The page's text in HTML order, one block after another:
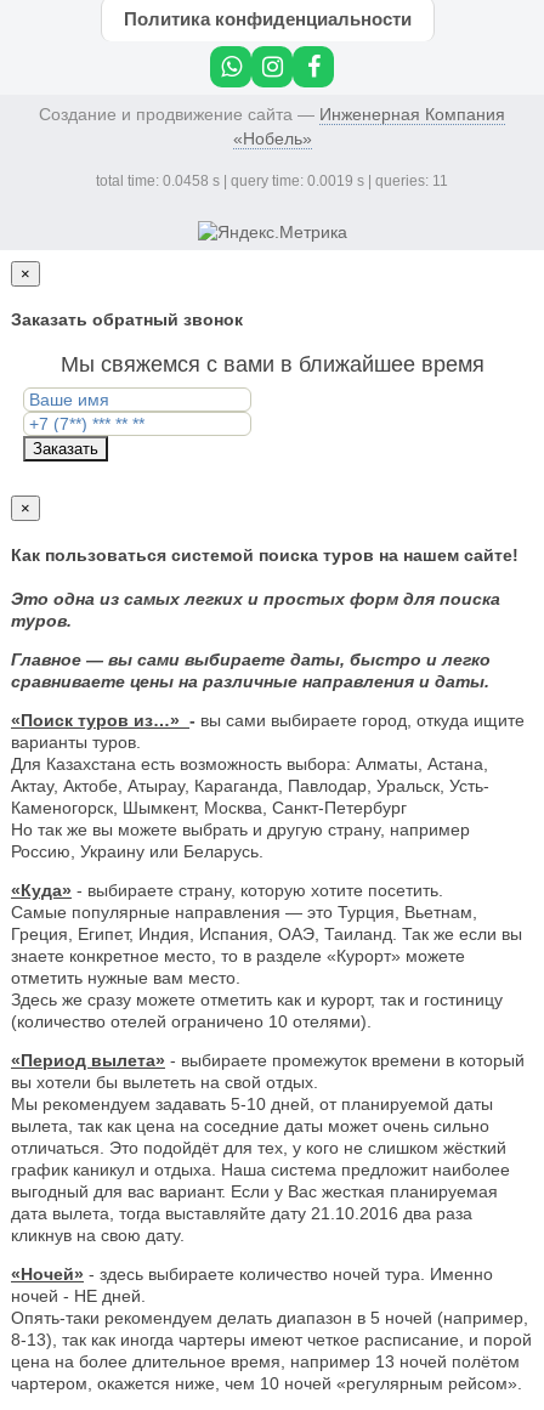
Политика конфиденциальности
Создание и продвижение сайта — Инженерная Компания
«Нобель»
total time: 0.0458 s | query time: 0.0019 s | queries: 11
×
Заказать обратный звонок
Мы свяжемся с вами в ближайшее время
Заказать
×
Как пользоваться системой поиска туров на нашем сайте!
Это одна из самых легких и простых форм для поиска
туров.
Главное — вы сами выбираете даты, быстро и легко
сравниваете цены на различные направления и даты.
«Поиск туров из…» - вы сами выбираете город, откуда ищите
варианты туров.
Для Казахстана есть возможность выбора: Алматы, Астана,
Актау, Актобе, Атырау, Караганда, Павлодар, Уральск, Усть-
Каменогорск, Шымкент, Москва, Санкт-Петербург
Но так же вы можете выбрать и другую страну, например
Россию, Украину или Беларусь.
«Куда» - выбираете страну, которую хотите посетить.
Самые популярные направления — это Турция, Вьетнам,
Греция, Египет, Индия, Испания, ОАЭ, Таиланд. Так же если вы
знаете конкретное место, то в разделе «Курорт» можете
отметить нужные вам место.
Здесь же сразу можете отметить как и курорт, так и гостиницу
(количество отелей ограничено 10 отелями).
«Период вылета» - выбираете промежуток времени в который
вы хотели бы вылететь на свой отдых.
Мы рекомендуем задавать 5-10 дней, от планируемой даты
вылета, так как цена на соседние даты может очень сильно
отличаться. Это подойдёт для тех, у кого не слишком жёсткий
график каникул и отдыха. Наша система предложит наиболее
выгодный для вас вариант. Если у Вас жесткая планируемая
дата вылета, тогда выставляйте дату 21.10.2016 два раза
кликнув на свою дату.
«Ночей» - здесь выбираете количество ночей тура. Именно
ночей - НЕ дней.
Опять-таки рекомендуем делать диапазон в 5 ночей (например,
8-13), так как иногда чартеры имеют четкое расписание, и порой
цена на более длительное время, например 13 ночей полётом
чартером, окажется ниже, чем 10 ночей «регулярным рейсом».